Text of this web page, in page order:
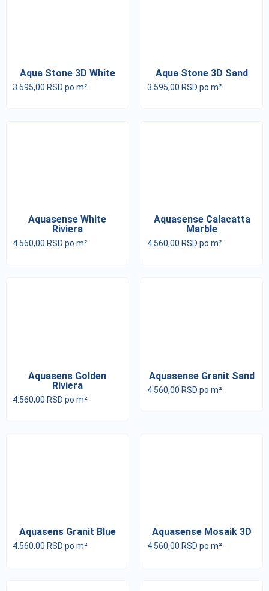
Aqua Stone 3D White
3.595,00 RSD po m²
Aqua Stone 3D Sand
3.595,00 RSD po m²
Aquasense White
Riviera
4.560,00 RSD po m²
Aquasense Calacatta
Marble
4.560,00 RSD po m²
Aquasens Golden
Riviera
4.560,00 RSD po m²
Aquasense Granit Sand
4.560,00 RSD po m²
Aquasens Granit Blue
4.560,00 RSD po m²
Aquasense Mosaik 3D
4.560,00 RSD po m²